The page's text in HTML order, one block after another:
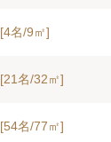
名/9㎡]
名/32㎡]
名/77㎡]